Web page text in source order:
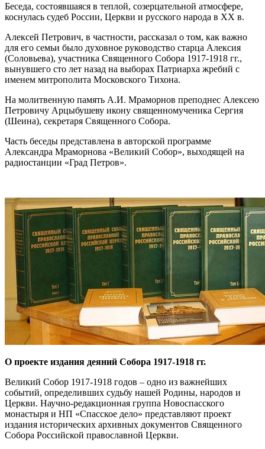
Беседа, состоявшаяся в теплой, созерцательной атмосфере,
коснулась судеб России, Церкви и русского народа в XX в.
Алексей Петрович, в частности, рассказал о том, как важно
для его семьи было духовное руководство старца Алексия
(Соловьева), участника Священного Собора 1917-1918 гг.,
вынувшего сто лет назад на выборах Патриарха жребий с
именем митрополита Московского Тихона.
На молитвенную память А.И. Мраморнов преподнес Алексею
Петровичу Арцыбушеву икону священномученика Сергия
(Шеина), секретаря Священного Собора.
Часть беседы представлена в авторской программе
Александра Мраморнова «Великий Собор», выходящей на
радиостанции «Град Петров».
О проекте издания деяний Собора 1917-1918 гг.
Великий Собор 1917-1918 годов – одно из важнейших
событий, определивших судьбу нашей Родины, народов и
Церкви. Научно-редакционная группа Новоспасского
монастыря и НП «Спасское дело» представляют проект
издания исторических архивных документов Священного
Собора Российской православной Церкви.